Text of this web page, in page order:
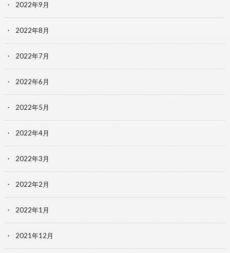
2022年9月
2022年8月
2022年7月
2022年6月
2022年5月
2022年4月
2022年3月
2022年2月
2022年1月
2021年12月